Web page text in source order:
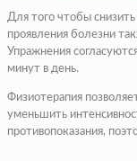
Для того чтобы
проявления болезни
Упражнения
минут в день.
Физиотерапия
уменьшить
противопоказания,